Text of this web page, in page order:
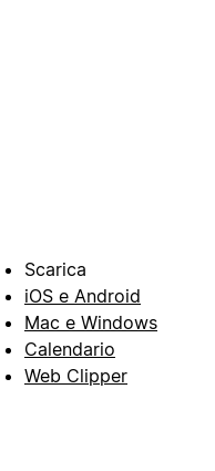
Scarica
iOS e Android
Mac e Windows
Calendario
Web Clipper